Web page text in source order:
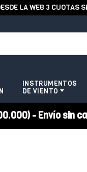
LA WEB 3 CUOTAS SIN
INSTRUMENTOS
DE VIENTO
- Envío